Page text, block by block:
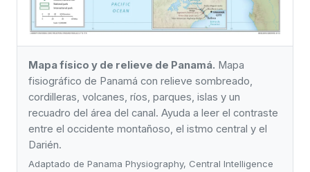
Mapa físico y de relieve de Panamá. Mapa
fisiográfico de Panamá con relieve sombreado,
cordilleras, volcanes, ríos, parques, islas y un
recuadro del área del canal. Ayuda a leer el contraste
entre el occidente montañoso, el istmo central y el
Darién.
Adaptado de Panama Physiography, Central Intelligence